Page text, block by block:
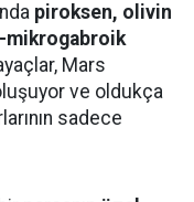
piroksen, olivin
mikrogabroik
Mars
ve oldukça
sadece